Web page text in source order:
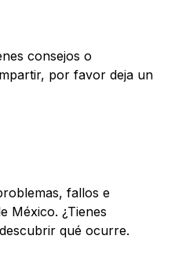
consejos o
por favor deja un
fallos e
México. ¿Tienes
qué ocurre.